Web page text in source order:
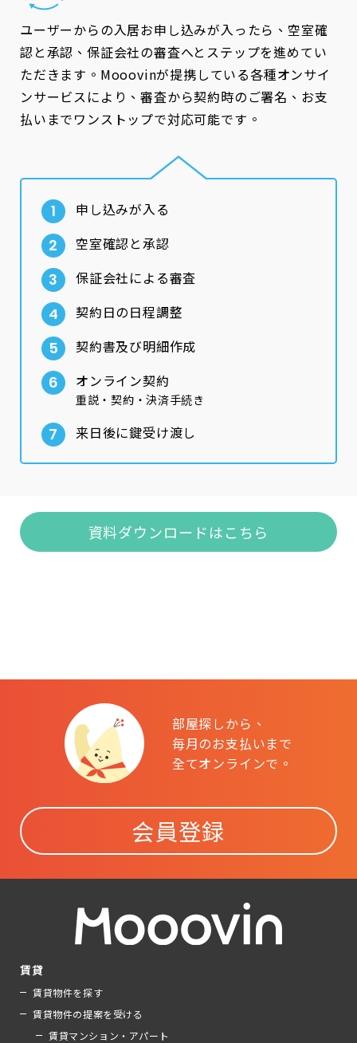
ユーザーからの入居お申し込みが入ったら、空室確
認と承認、保証会社の審査へとステップを進めてい
ただきます。Mooovinが提携している各種オンサイ
ンサービスにより、審査から契約時のご署名、お支
払いまでワンストップで対応可能です。
申し込みが入る
空室確認と承認
保証会社による審査
契約日の日程調整
契約書及び明細作成
オンライン契約
重説・契約・決済手続き
来日後に鍵受け渡し
資料ダウンロードはこちら
部屋探しから、
毎月のお支払いまで
全てオンラインで。
会員登録
賃貸
賃貸物件を探す
賃貸物件の提案を受ける
賃貸マンション・アパート